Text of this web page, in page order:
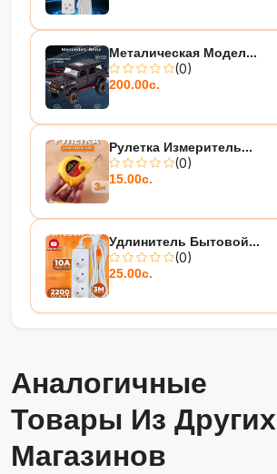
Металическая Модел...
(0)
200.00с.
Рулетка Измеритель...
(0)
15.00с.
Удлинитель Бытовой...
(0)
25.00с.
Аналогичные
Товары Из Других
Магазинов